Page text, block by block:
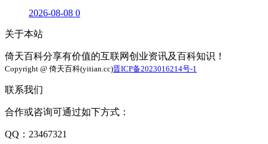
2026-08-08 0
关于本站
倚天百科分享有价值的互联网创业资讯及百科知识！
Copyright @ 倚天百科(yitian.cc)晋ICP备2023016214号-1
联系我们
合作或咨询可通过如下方式：
QQ：23467321